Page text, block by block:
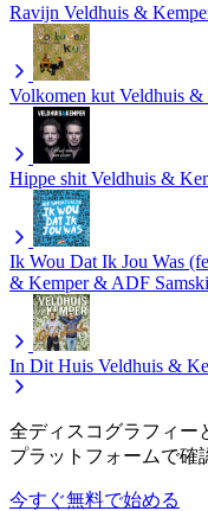
Ravijn Veldhuis &
Volkomen kut Veldhuis &
Hippe shit Veldhuis &
Ik Wou Dat Ik Jou Was
& Kemper & ADF Samski
In Dit Huis Veldhuis &
全ディスコグラフィー
プラットフォームで確
今すぐ無料で始める